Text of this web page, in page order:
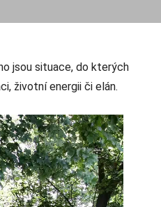
jsou situace, do kterých
životní energii či elán.